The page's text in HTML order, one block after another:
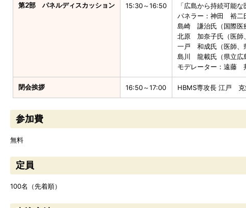
第2部 パネルディスカッション 15:30～16:50
「広島から持続可能
パネラー：神田 裕二
島崎 謙治氏（国際医
北原 加奈子氏（医師
一戸 和成氏（医師、
島川 龍載氏（県立広
モデレーター：遠藤
閉会挨拶 16:50～17:00 HBMS専攻長 江戸
参加費
無料
定員
100名（先着順）